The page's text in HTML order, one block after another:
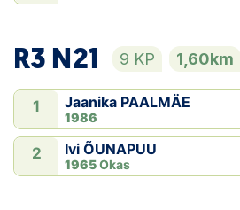
R3 N21 9 KP 1,60km
1 Jaanika PAALMÄE
1986
2 Ivi ÕUNAPUU
1965Okas